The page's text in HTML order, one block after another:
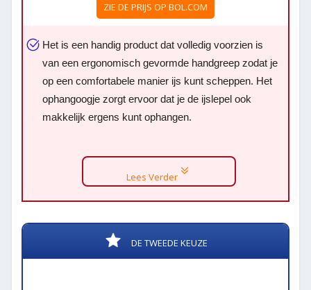
ZIE DE PRIJS OP BOL.COM
Het is een handig product dat volledig voorzien is
van een ergonomisch gevormde handgreep zodat je
op een comfortabele manier ijs kunt scheppen. Het
ophangoogje zorgt ervoor dat je de ijslepel ook
makkelijk ergens kunt ophangen.
Lees Verder
DE TWEEDE KEUZE